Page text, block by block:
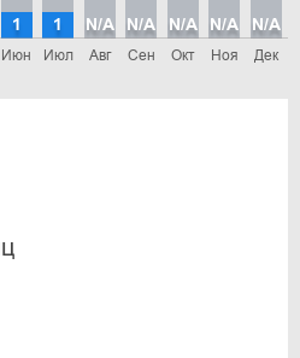
Июн
1
Июл
1
Авг
N/A
Сен
N/A
Окт
N/A
Ноя
N/A
Дек
N/A